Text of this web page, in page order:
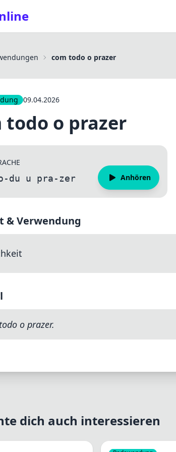
com todo o prazer
09.04.2026
todo o prazer
du u pra-zer Anhören
& Verwendung
o prazer.
dich auch interessieren